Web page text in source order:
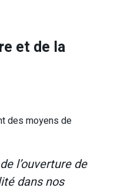
et de la
des moyens de
l’ouverture de
dans nos